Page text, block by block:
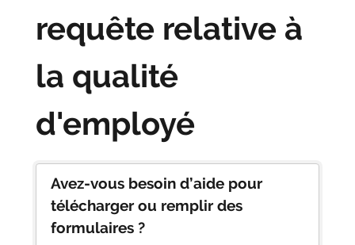
requête relative à
la qualité
d'employé
Avez-vous besoin d’aide pour
télécharger ou remplir des
formulaires ?